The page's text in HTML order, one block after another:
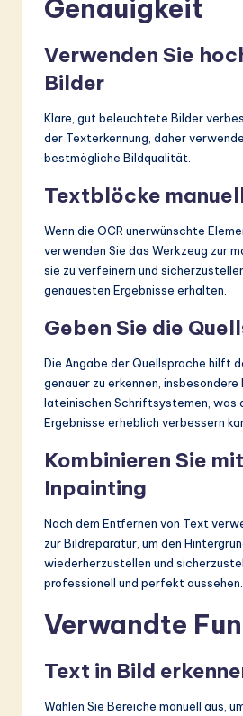
Genauigkeit
Verwenden Sie
Bilder
Klare, gut beleuchtete Bilder
der Texterkennung, daher
bestmögliche Bildqualität.
Textblöcke
Wenn die OCR unerwünschte
verwenden Sie das Werkzeug zur
sie zu verfeinern und
genauesten Ergebnisse erhalten.
Geben Sie die
Die Angabe der Quellsprache hilft
genauer zu erkennen,
lateinischen Schriftsystemen, was
Ergebnisse erheblich verbessern
Kombinieren Sie
Inpainting
Nach dem Entfernen von Text
zur Bildreparatur, um den
wiederherzustellen und
professionell und perfekt aussehen.
Verwandte
Text in Bild
Wählen Sie Bereiche manuell aus,